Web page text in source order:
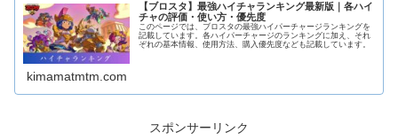
【ブロスタ】最強ハイチャランキング最新版｜各ハイ
チャの評価・使い方・優先度
このページでは、ブロスタの最強ハイパーチャージランキングを
記載しています。各ハイパーチャージのランキングに加え、それ
ぞれの基本情報、使用方法、購入優先度なども記載しています。
kimamatmtm.com
スポンサーリンク